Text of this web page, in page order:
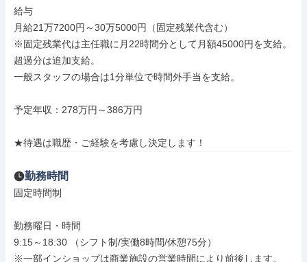
給与
月給21万7200円～30万5000円（固定残業代含む）
※固定残業代は主任職に月22時間分として月額45000円を支給。
超過分は追加支給。
一般スタッフの場合は1分単位で時間外手当を支給。
予定年収：278万円～386万円
★待遇は職歴・ご経験を考慮し決定します！
勤務時間
固定時間制
勤務曜日・時間
9:15～18:30 （シフト制/実働8時間/休憩75分）
※一部インショップは商業施設の営業時間により前後します。